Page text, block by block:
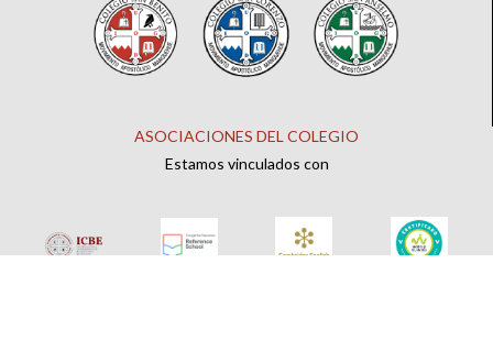
ASOCIACIONES DEL COLEGIO
Estamos vinculados con